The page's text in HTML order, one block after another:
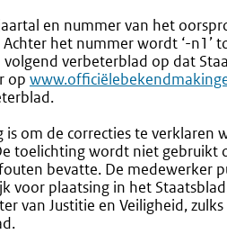
en nummer van het
het nummer wordt ‘-n1’
verbeterblad op dat
op Externe
link:
om de correcties te verklaren
toelichting wordt niet
bevatte. De medewerker
voor plaatsing in het
van Justitie en Veiligheid,